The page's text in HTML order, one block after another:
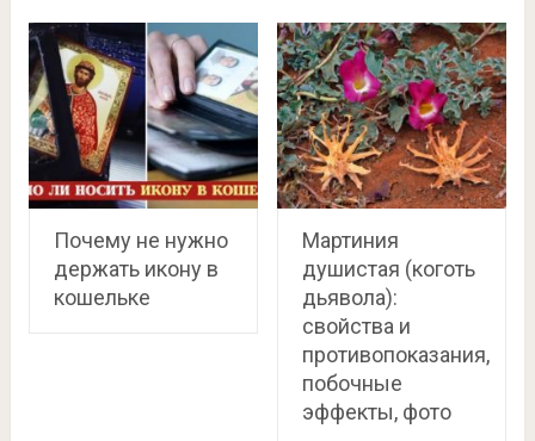
Почему не нужно
держать икону в
кошельке
Мартиния
душистая (коготь
дьявола):
свойства и
противопоказания,
побочные
эффекты, фото